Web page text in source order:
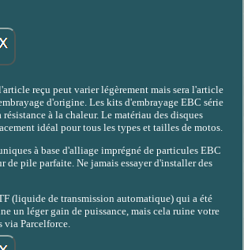
reçu peut varier légèrement mais sera l'article
d'origine. Les kits d'embrayage EBC série
à la chaleur. Le matériau des disques
idéal pour tous les types et tailles de motos.
à base d'alliage imprégné de particules EBC
de pile parfaite. Ne jamais essayer d'installer des
(liquide de transmission automatique) qui a été
un léger gain de puissance, mais cela ruine votre
Parcelforce.